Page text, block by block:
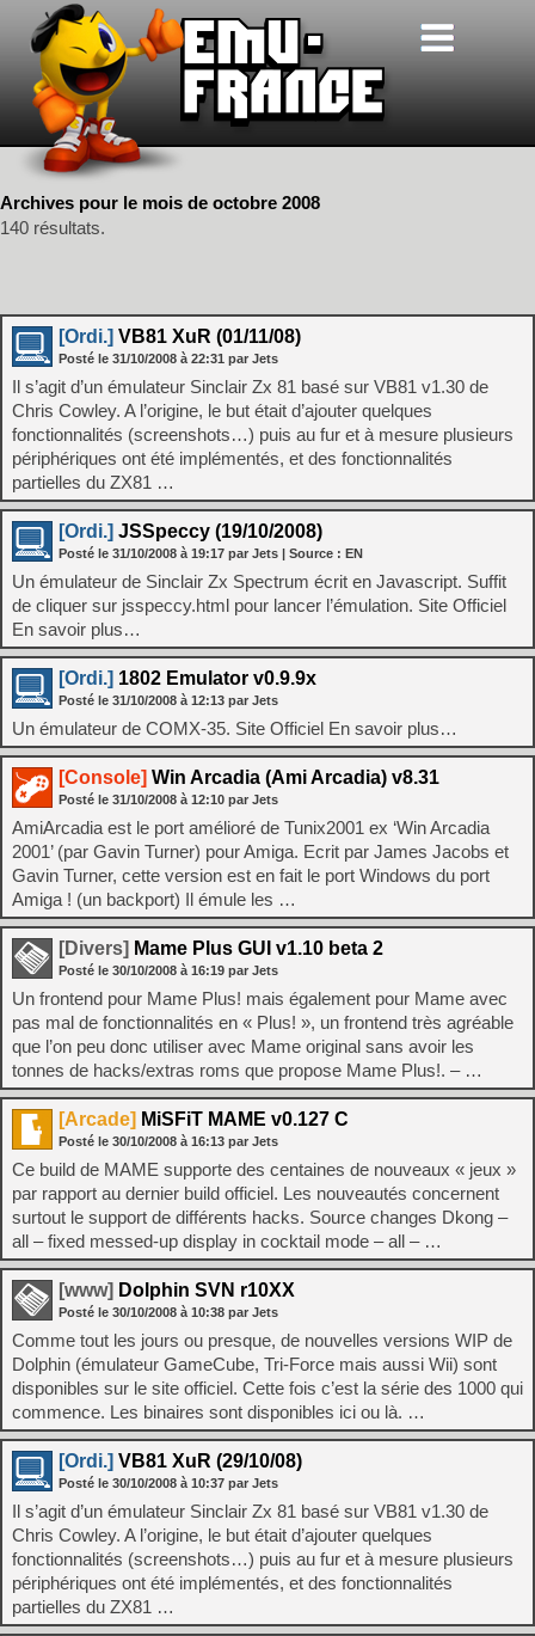
Archives pour le mois de octobre 2008
140 résultats.
[Ordi.] VB81 XuR (01/11/08)
Posté le 31/10/2008 à 22:31 par Jets
Il s’agit d’un émulateur Sinclair Zx 81 basé sur VB81 v1.30 de
Chris Cowley. A l’origine, le but était d’ajouter quelques
fonctionnalités (screenshots…) puis au fur et à mesure plusieurs
périphériques ont été implémentés, et des fonctionnalités
partielles du ZX81 …
[Ordi.] JSSpeccy (19/10/2008)
Posté le 31/10/2008 à 19:17 par Jets | Source : EN
Un émulateur de Sinclair Zx Spectrum écrit en Javascript. Suffit
de cliquer sur jsspeccy.html pour lancer l’émulation. Site Officiel
En savoir plus…
[Ordi.] 1802 Emulator v0.9.9x
Posté le 31/10/2008 à 12:13 par Jets
Un émulateur de COMX-35. Site Officiel En savoir plus…
[Console] Win Arcadia (Ami Arcadia) v8.31
Posté le 31/10/2008 à 12:10 par Jets
AmiArcadia est le port amélioré de Tunix2001 ex ‘Win Arcadia
2001’ (par Gavin Turner) pour Amiga. Ecrit par James Jacobs et
Gavin Turner, cette version est en fait le port Windows du port
Amiga ! (un backport) Il émule les …
[Divers] Mame Plus GUI v1.10 beta 2
Posté le 30/10/2008 à 16:19 par Jets
Un frontend pour Mame Plus! mais également pour Mame avec
pas mal de fonctionnalités en « Plus! », un frontend très agréable
que l’on peu donc utiliser avec Mame original sans avoir les
tonnes de hacks/extras roms que propose Mame Plus!. – …
[Arcade] MiSFiT MAME v0.127 C
Posté le 30/10/2008 à 16:13 par Jets
Ce build de MAME supporte des centaines de nouveaux « jeux »
par rapport au dernier build officiel. Les nouveautés concernent
surtout le support de différents hacks. Source changes Dkong –
all – fixed messed-up display in cocktail mode – all – …
[www] Dolphin SVN r10XX
Posté le 30/10/2008 à 10:38 par Jets
Comme tout les jours ou presque, de nouvelles versions WIP de
Dolphin (émulateur GameCube, Tri-Force mais aussi Wii) sont
disponibles sur le site officiel. Cette fois c’est la série des 1000 qui
commence. Les binaires sont disponibles ici ou là. …
[Ordi.] VB81 XuR (29/10/08)
Posté le 30/10/2008 à 10:37 par Jets
Il s’agit d’un émulateur Sinclair Zx 81 basé sur VB81 v1.30 de
Chris Cowley. A l’origine, le but était d’ajouter quelques
fonctionnalités (screenshots…) puis au fur et à mesure plusieurs
périphériques ont été implémentés, et des fonctionnalités
partielles du ZX81 …